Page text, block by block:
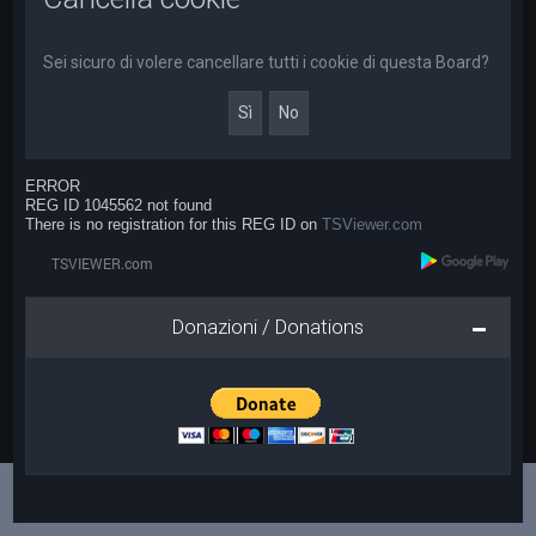
Sei sicuro di volere cancellare tutti i cookie di questa Board?
ERROR
REG ID 1045562 not found
There is no registration for this REG ID onTSViewer.com
Donazioni / Donations